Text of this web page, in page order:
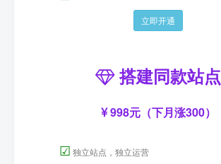
立即开通
搭建同款站点
998元（下月涨300）
☑ 独立站点，独立运营